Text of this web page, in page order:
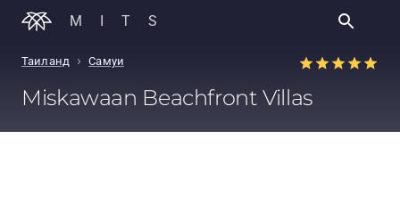
MITS
Таиланд › Самуи
Miskawaan Beachfront Villas